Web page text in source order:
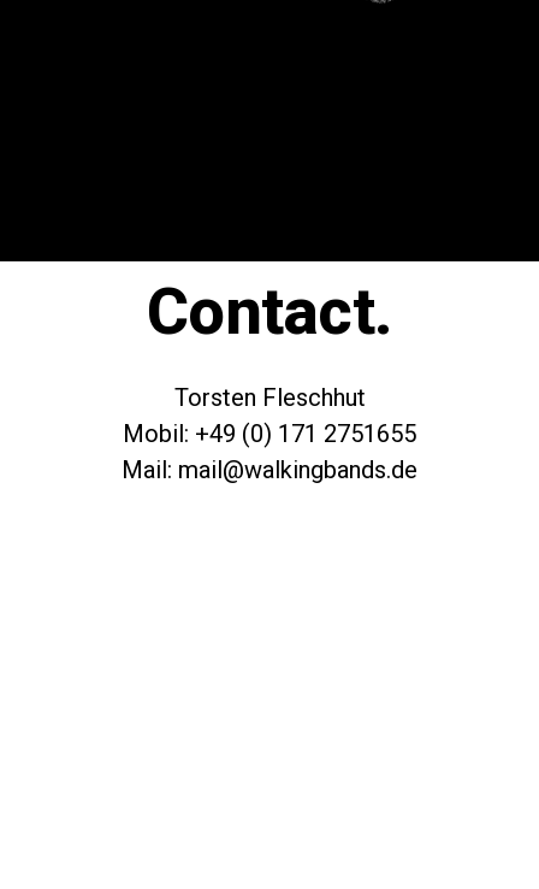
Contact.
Torsten Fleschhut
Mobil: +49 (0) 171 2751655
Mail: mail@walkingbands.de